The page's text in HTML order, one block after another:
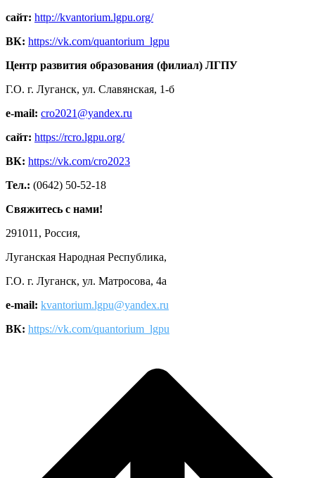
сайт: http://kvantorium.lgpu.org/
ВК: https://vk.com/quantorium_lgpu
Центр развития образования (филиал) ЛГПУ
Г.О. г. Луганск, ул. Славянская, 1-б
e-mail: cro2021@yandex.ru
сайт: https://rcro.lgpu.org/
ВК: https://vk.com/cro2023
Тел.: (0642) 50-52-18
Свяжитесь с нами!
291011, Россия,
Луганская Народная Республика,
Г.О. г. Луганск, ул. Матросова, 4а
e-mail: kvantorium.lgpu@yandex.ru
ВК: https://vk.com/quantorium_lgpu